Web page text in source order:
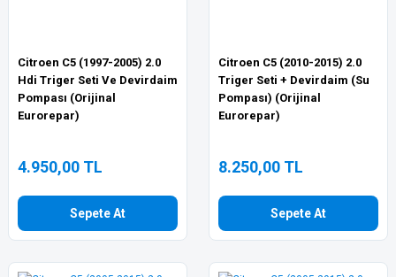
Citroen C5 (1997-2005) 2.0
Hdi Triger Seti Ve Devirdaim
Pompası (Orijinal
Eurorepar)
4.950,00 TL
Sepete At
Citroen C5 (2010-2015) 2.0
Triger Seti + Devirdaim (Su
Pompası) (Orijinal
Eurorepar)
8.250,00 TL
Sepete At